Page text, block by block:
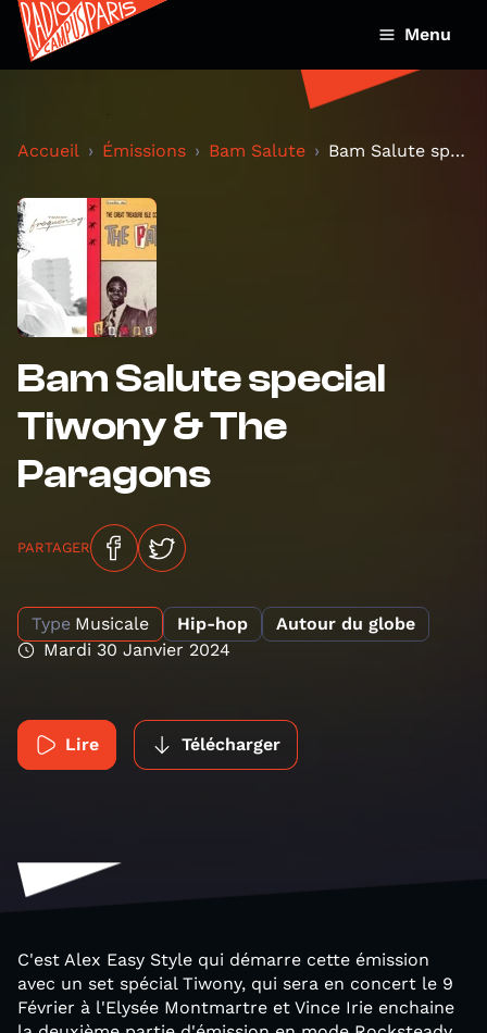
Menu
Accueil Émissions Bam Salute Bam Salute special Tiwony & The Paragons
Bam Salute special
Tiwony & The
Paragons
PARTAGER
Type Musicale Hip-hop
Autour du globe
Mardi 30 Janvier 2024
Lire Télécharger
C'est Alex Easy Style qui démarre cette émission
avec un set spécial Tiwony, qui sera en concert le 9
Février à l'Elysée Montmartre et Vince Irie enchaine